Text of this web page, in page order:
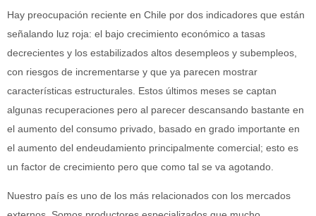
Hay preocupación reciente en Chile por dos indicadores que están
señalando luz roja: el bajo crecimiento económico a tasas
decrecientes y los estabilizados altos desempleos y subempleos,
con riesgos de incrementarse y que ya parecen mostrar
características estructurales. Estos últimos meses se captan
algunas recuperaciones pero al parecer descansando bastante en
el aumento del consumo privado, basado en grado importante en
el aumento del endeudamiento principalmente comercial; esto es
un factor de crecimiento pero que como tal se va agotando.
Nuestro país es uno de los más relacionados con los mercados